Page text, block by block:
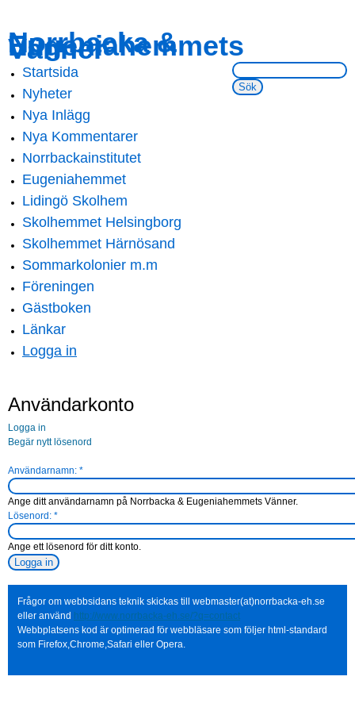
main
content
navigation
Norrbacka &
Eugeniahemmets
Vänner
Sök på webbsidan:
Main menu
Startsida
Nyheter
Nya Inlägg
Nya Kommentarer
Norrbackainstitutet
Eugeniahemmet
Lidingö Skolhem
Skolhemmet Helsingborg
Skolhemmet Härnösand
Sommarkolonier m.m
Föreningen
Gästboken
Länkar
Logga in
Användarkonto
Logga in
Begär nytt lösenord
Användarnamn: *
Ange ditt användarnamn på Norrbacka & Eugeniahemmets Vänner.
Lösenord: *
Ange ett lösenord för ditt konto.
Frågor om webbsidans teknik skickas till webmaster(at)norrbacka-eh.se
eller använd http://www.norrbacka-eh.se/?q=contact
Webbplatsens kod är optimerad för webbläsare som följer html-standard
som Firefox,Chrome,Safari eller Opera.